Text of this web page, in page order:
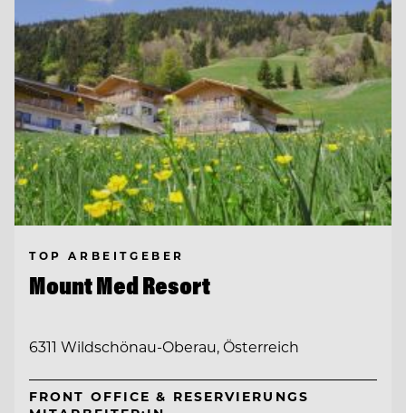
TOP ARBEITGEBER
Mount Med Resort
6311 Wildschönau-Oberau, Österreich
FRONT OFFICE & RESERVIERUNGS